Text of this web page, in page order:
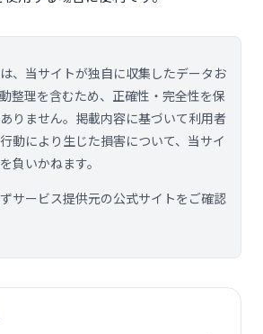
、当サイトが独自に収集したデータお
整理を含むため、正確性・完全性を保
りません。掲載内容に基づいて利用者
動により生じた損害について、当サイ
負いかねます。
サービス提供元の公式サイトをご確認